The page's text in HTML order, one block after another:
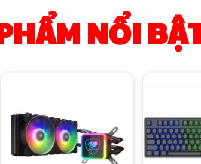
NỔI